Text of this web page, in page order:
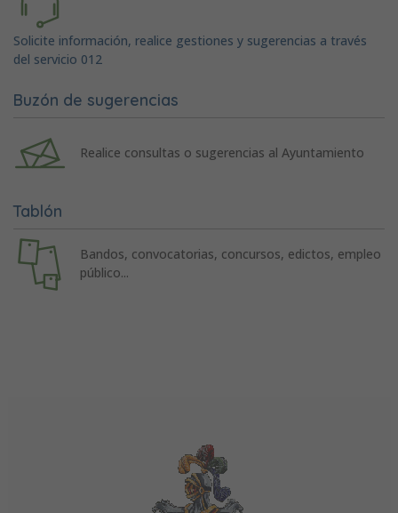
Solicite información, realice gestiones y sugerencias a través
del servicio 012
Buzón de sugerencias
Realice consultas o sugerencias al Ayuntamiento
Tablón
Bandos, convocatorias, concursos, edictos, empleo
público...